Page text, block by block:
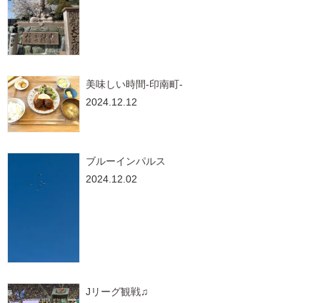
美味しい時間-印南町-
2024.12.12
ブルーインパルス
2024.12.02
Jリーグ観戦♫